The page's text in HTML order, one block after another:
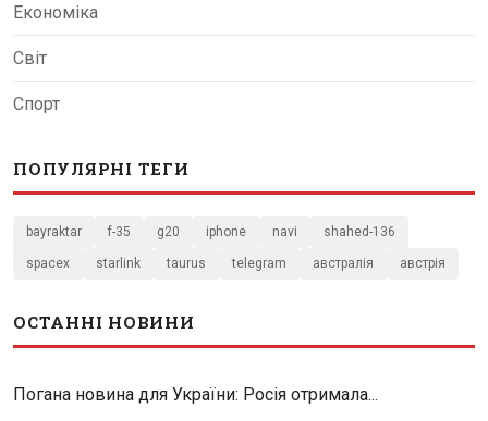
Економіка
Світ
Спорт
ПОПУЛЯРНІ ТЕГИ
bayraktar f-35 g20 iphone navi shahed-136
spacex starlink taurus telegram австралія австрія
ОСТАННІ НОВИНИ
Погана новина для України: Росія отримала...